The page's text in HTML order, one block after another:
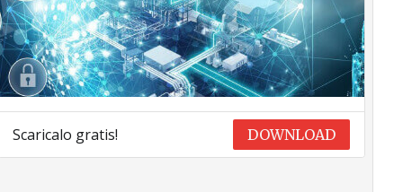
Scaricalo gratis! DOWNLOAD